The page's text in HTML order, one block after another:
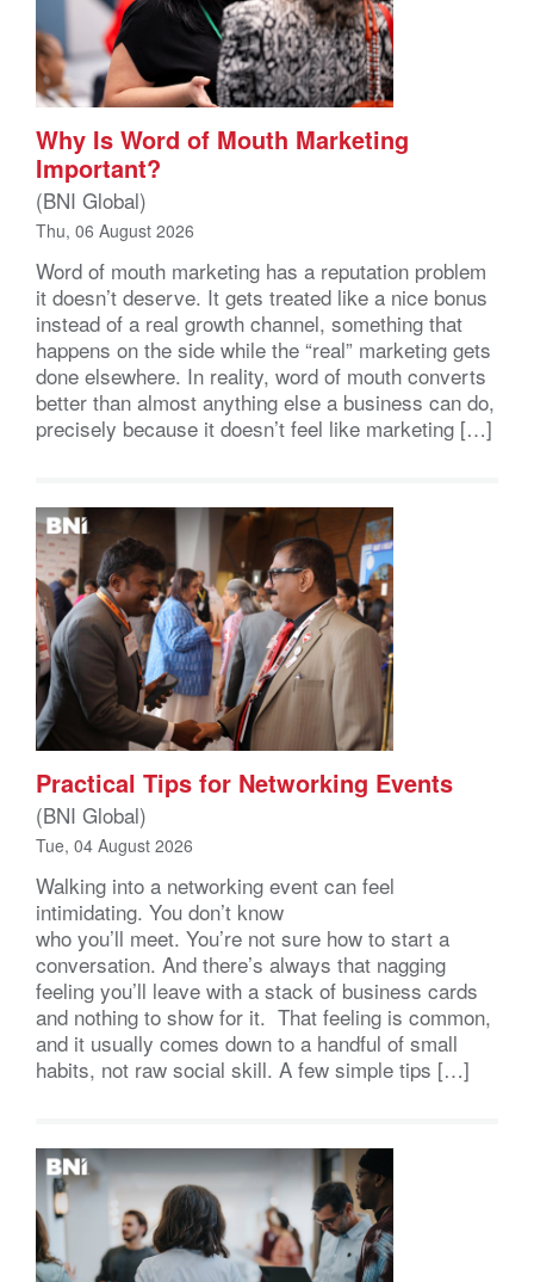
Why Is Word of Mouth Marketing
Important?
(BNI Global)
Thu, 06 August 2026
Word of mouth marketing has a reputation problem
it doesn’t deserve. It gets treated like a nice bonus
instead of a real growth channel, something that
happens on the side while the “real” marketing gets
done elsewhere. In reality, word of mouth converts
better than almost anything else a business can do,
precisely because it doesn’t feel like marketing […]
Practical Tips for Networking Events
(BNI Global)
Tue, 04 August 2026
Walking into a networking event can feel
intimidating. You don’t know
who you’ll meet. You’re not sure how to start a
conversation. And there’s always that nagging
feeling you’ll leave with a stack of business cards
and nothing to show for it. That feeling is common,
and it usually comes down to a handful of small
habits, not raw social skill. A few simple tips […]